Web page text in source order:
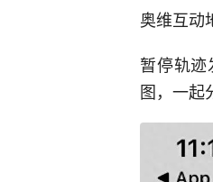
奥维互动
暂停轨
图，一起